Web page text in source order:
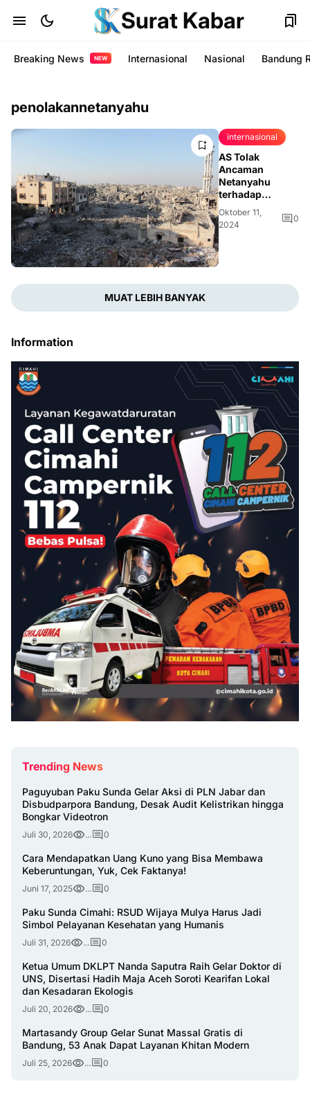
Surat Kabar
Breaking News NEW Internasional Nasional Bandung
penolakannetanyahu
internasional
AS Tolak
Ancaman
Netanyahu
terhadap
Lebanon: Tak
Akan Biarkan
Lebanon Jadi
Oktober 11,
2024
0
MUAT LEBIH BANYAK
Information
Trending News
Paguyuban Paku Sunda Gelar Aksi di PLN Jabar dan
Disbudparpora Bandung, Desak Audit Kelistrikan hingga
Bongkar Videotron
Juli 30, 2026 ... 0
Cara Mendapatkan Uang Kuno yang Bisa Membawa
Keberuntungan, Yuk, Cek Faktanya!
Juni 17, 2025 ... 0
Paku Sunda Cimahi: RSUD Wijaya Mulya Harus Jadi
Simbol Pelayanan Kesehatan yang Humanis
Juli 31, 2026 ... 0
Ketua Umum DKLPT Nanda Saputra Raih Gelar Doktor di
UNS, Disertasi Hadih Maja Aceh Soroti Kearifan Lokal
dan Kesadaran Ekologis
Juli 20, 2026 ... 0
Martasandy Group Gelar Sunat Massal Gratis di
Bandung, 53 Anak Dapat Layanan Khitan Modern
Juli 25, 2026 ... 0